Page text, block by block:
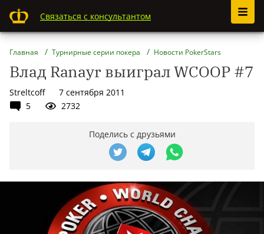
Связаться с консультантом
Главная Турнирные серии покера Новости PokerStars
Влад Ranayr выиграл WCOOP #7
Streltcoff
7 сентября 2011
5
2732
Поделись с друзьями